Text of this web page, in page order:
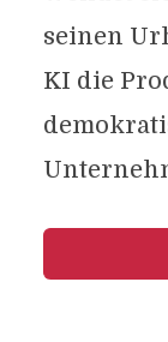
seinen
KI die